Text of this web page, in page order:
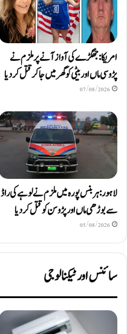
امریکا: جھگڑے کی آواز آنے پر ملزم نے
پڑوسی ماں اور بیٹی کو گھر میں جا کر قتل کر دیا
07/08/2026
لاہور: ہربنس پورہ میں ملزم نے لوہے کی راڈ
سے بوڑھی ماں اور پڑوسن کو قتل کر دیا
05/08/2026
سائنس اور ٹیکنالوجی